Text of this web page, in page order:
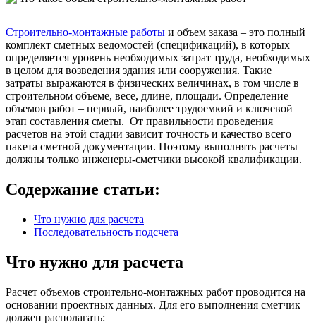
Строительно-монтажные работы и объем заказа – это полный
комплект сметных ведомостей (спецификаций), в которых
определяется уровень необходимых затрат труда, необходимых
в целом для возведения здания или сооружения. Такие
затраты выражаются в физических величинах, в том числе в
строительном объеме, весе, длине, площади. Определение
объемов работ – первый, наиболее трудоемкий и ключевой
этап составления сметы. От правильности проведения
расчетов на этой стадии зависит точность и качество всего
пакета сметной документации. Поэтому выполнять расчеты
должны только инженеры-сметчики высокой квалификации.
Содержание статьи:
Что нужно для расчета
Последовательность подсчета
Что нужно для расчета
Расчет объемов строительно-монтажных работ проводится на
основании проектных данных. Для его выполнения сметчик
должен располагать: